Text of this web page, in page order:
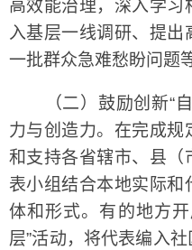
高效能治理，深入学习
入基层一线调研、提
一批群众急难愁盼问题
（二）鼓励创新“自
力与创造力。在完成规
和支持各省辖市、县（
表小组结合本地实际
体和形式。有的地方
层”活动，将代表编入